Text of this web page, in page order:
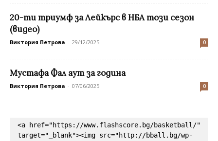
20-ти триумф за Лейкърс в НБА този сезон
(видео)
Виктория Петрова - 29/12/2025 0
Мустафа Фал аут за година
Виктория Петрова - 07/06/2025 0
<a href="https://www.flashscore.bg/basketball/"
target="_blank"><img src="http://bball.bg/wp-